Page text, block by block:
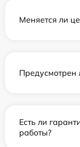
Меняется ли
Предусмотрен
Есть ли
работы?